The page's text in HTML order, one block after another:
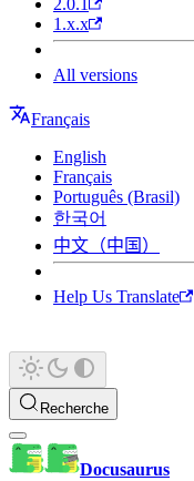
2.0.1
1.x.x
All versions
Français
English
Français
Português (Brasil)
한국어
中文（中国）
Help Us Translate
Recherche
Docusaurus